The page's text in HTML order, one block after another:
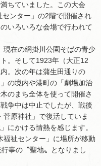
ちていました。この大会
ンター」の2階で開催され
いろいろな会場で行われて
在の網掛川公園そばの青少
。そして1923年（大正12
。次の年は蒲生田通りの
の境内や港町の「劇場加治
のまち全体を使って開催さ
争中は中止でしたが、戦後
原神社」で復活していま
にかける情熱を感じます。
祉センター」に場所が移動
事の〝聖地〟となりまし